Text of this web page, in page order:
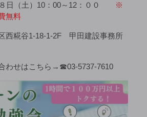
８日（土）10：00～12：００
※
無料
西糀谷1-18-1-2F 甲田建設事務所
わせはこちら→☎03-5737-7610